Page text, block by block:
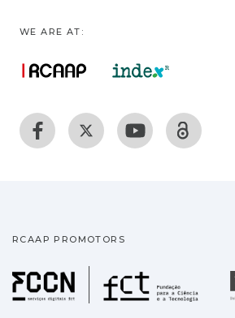
WE ARE AT:
RCAAP PROMOTORS